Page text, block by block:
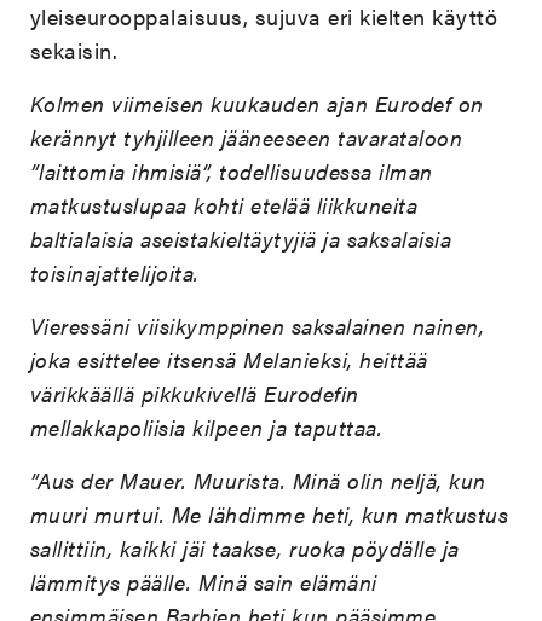
yleiseurooppalaisuus, sujuva eri kielten käyttö
sekaisin.
Kolmen viimeisen kuukauden ajan Eurodef on
kerännyt tyhjilleen jääneeseen tavarataloon
”laittomia ihmisiä”, todellisuudessa ilman
matkustuslupaa kohti etelää liikkuneita
baltialaisia aseistakieltäytyjiä ja saksalaisia
toisinajattelijoita.
Vieressäni viisikymppinen saksalainen nainen,
joka esittelee itsensä Melanieksi, heittää
värikkäällä pikkukivellä Eurodefin
mellakkapoliisia kilpeen ja taputtaa.
”Aus der Mauer. Muurista. Minä olin neljä, kun
muuri murtui. Me lähdimme heti, kun matkustus
sallittiin, kaikki jäi taakse, ruoka pöydälle ja
lämmitys päälle. Minä sain elämäni